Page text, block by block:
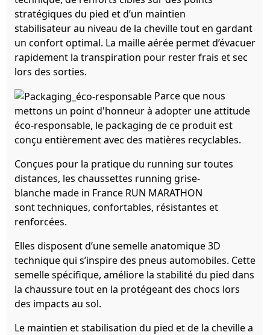
stratégiques du pied et d’un maintien
stabilisateur au niveau de la cheville tout en gardant
un confort optimal. La maille aérée permet d’évacuer
rapidement la transpiration pour rester frais et sec
lors des sorties.
Parce que nous
mettons un point d'honneur à adopter une attitude
éco-responsable, le packaging de ce produit est
conçu entièrement avec des matières recyclables.
Conçues pour la pratique du running sur toutes
distances, les chaussettes running grise-
blanche made in France RUN MARATHON
sont techniques, confortables, résistantes et
renforcées.
Elles disposent d’une semelle anatomique 3D
technique qui s’inspire des pneus automobiles. Cette
semelle spécifique, améliore la stabilité du pied dans
la chaussure tout en la protégeant des chocs lors
des impacts au sol.
Le maintien et stabilisation du pied et de la cheville a